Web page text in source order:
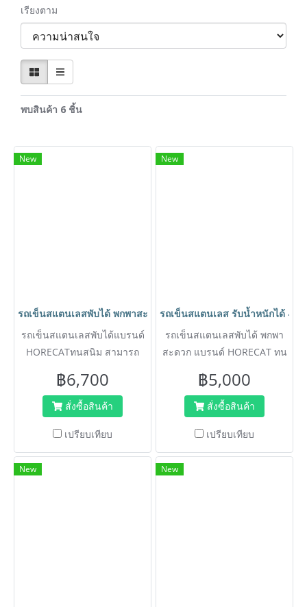
เรียงตาม
พบสินค้า 6 ชิ้น
New
รถเข็นสแตนเลสพับได้ พกพาสะดวก รับน้ำหนักได้ 600กก. ไม่เป็นสนิม
รถเข็นสแตนเลสพับได้แบรนด์
HORECATทนสนิม สามารถ
สำหรับเข็นอาหาร เข็นน้ำแข็ง
สามารถทำความสะอาดได้ง่าย
ป้องกันสนิม 100% สะดวก ใส่
ล้อคุณภาพดี ช่วยผ่อนแรงเวลา
เคลื่อนย้าย มีอะไหล่ล้อเปลี่ยน
เหมาะสำหรับใช้งานใน
฿6,700
สั่งซื้อสินค้า
เปรียบเทียบ
New
รถเข็นสแตนเลส รับน้ำหนักได้
รถเข็นสแตนเลสพับได้ พกพา
สะดวก แบรนด์ HORECAT ทน
ได้ เหมาะสำหรับเข็นอาหาร
เข็นน้ำแข็ง หรือของทั่วไปได้
รถเข็นเลอะล้างสามารถ
ทำความสะอาดได้ง่ายป้องกัน
สนิม 100%
฿5,000
สั่งซื้อสินค้า
เปรียบเทียบ
New New